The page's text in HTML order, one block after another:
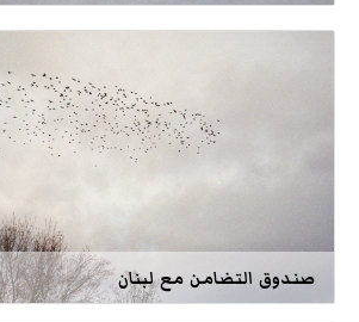
صندوق التضامن مع لبنان